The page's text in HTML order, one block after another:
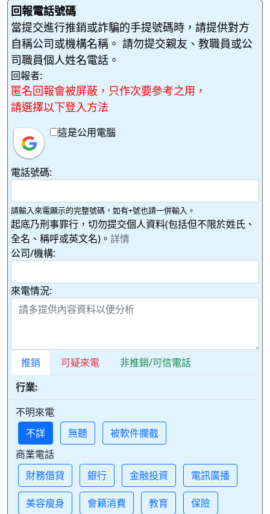
回報電話號碼
當提交進行推銷或詐騙的手提號碼時，請提供對方
自稱公司或機構名稱。 請勿提交親友、教職員或公
司職員個人姓名電話。
回報者:
匿名回報會被屏蔽，只作次要參考之用，
請選擇以下登入方法
這是公用電腦
電話號碼:
請輸入來電顯示的完整號碼，如有+號也請一併輸入。
起底乃刑事罪行，切勿提交個人資料(包括但不限於姓氏、
全名、稱呼或英文名)。 詳情
公司/機構:
來電情況:
推銷 可疑來電
非推銷/可信電話
行業:
不明來電
不詳
無聽
被軟件攔截
商業電話
財務借貸
銀行 金融投資 電訊廣播
美容瘦身 會籍消費 教育 保險